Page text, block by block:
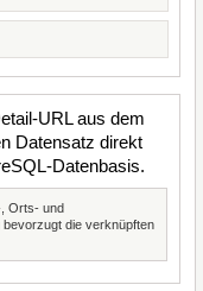
URL aus dem
Datensatz direkt
Datenbasis.
Orts- und
die verknüpften